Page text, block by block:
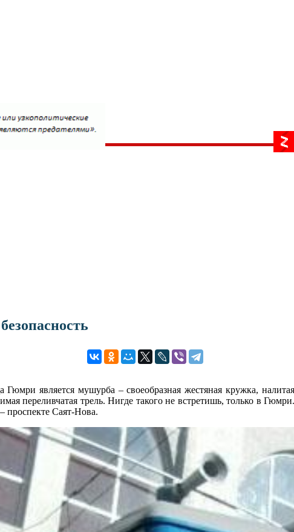
является мушурба – своеобразная жестяная кружка,
переливчатая трель. Нигде такого не встретишь, только в
проспекте Саят-Нова.